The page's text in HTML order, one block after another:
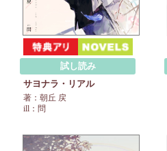
試し読み
サヨナラ・リアル
著：朝丘 戻
ill：問